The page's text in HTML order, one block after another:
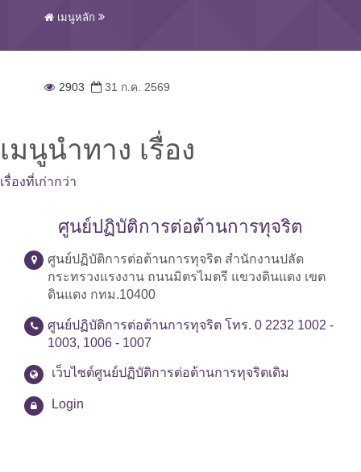
เมนูหลัก
2903 31 ก.ค. 2569
เมนูนำทาง เรื่อง
เรื่องที่เก่ากว่า
ศูนย์ปฏิบัติการต่อต้านการทุจริต
ศูนย์ปฏิบัติการต่อต้านการทุจริต สำนักงานปลัด
กระทรวงแรงงาน ถนนมิตรไมตรี แขวงดินแดง เขต
ดินแดง กทม.10400
ศูนย์ปฏิบัติการต่อต้านการทุจริต โทร. 0 2232 1002 -
1003, 1006 - 1007
เว็บไซต์ศูนย์ปฏิบัติการต่อต้านการทุจริตเดิม
Login